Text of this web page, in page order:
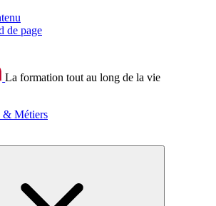
de page
La formation tout au long de la vie
& Métiers